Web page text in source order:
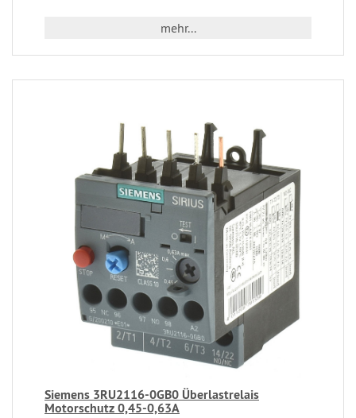
mehr...
Siemens 3RU2116-0GB0 Überlastrelais
Motorschutz 0,45-0,63A